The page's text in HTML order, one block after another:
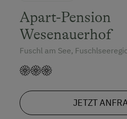
Apart-Pension
Wesenauerhof
Fuschl am See,
JETZT